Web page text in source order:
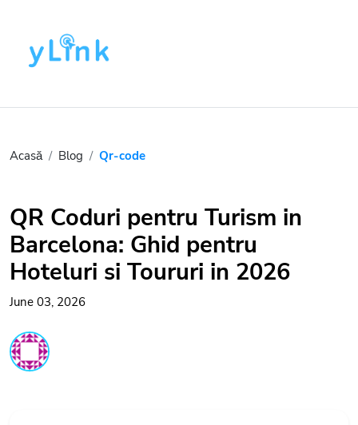
Acasă Blog Qr-code
QR Coduri pentru Turism in
Barcelona: Ghid pentru
Hoteluri si Toururi in 2026
June 03, 2026